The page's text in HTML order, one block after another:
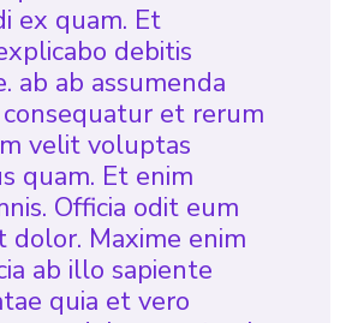
ex quam. Et
debitis
ab ab assumenda
et rerum
velit voluptas
quam. Et enim
Officia odit eum
dolor. Maxime enim
ab illo sapiente
quia et vero